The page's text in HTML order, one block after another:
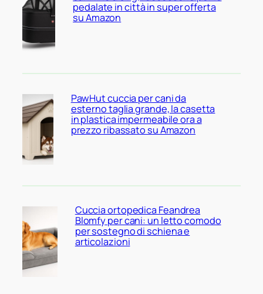
pedalate in città in super offerta
su Amazon
PawHut cuccia per cani da
esterno taglia grande, la casetta
in plastica impermeabile ora a
prezzo ribassato su Amazon
Cuccia ortopedica Feandrea
Blomfy per cani: un letto comodo
per sostegno di schiena e
articolazioni